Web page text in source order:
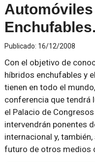
Enchufables.
Publicado: 16/12/2008
Con el objetivo de
híbridos enchufables y
tienen en todo el
conferencia que tendrá
el Palacio de
intervendrán ponentes
internacional y,
futuro de otros medios